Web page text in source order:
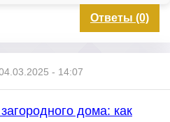
Ответы (0)
- 14:07
дома: как